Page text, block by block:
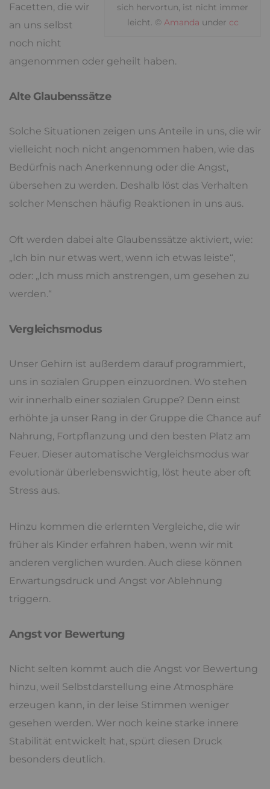
sich hervortun, ist nicht immer
leicht. © Amanda under cc
Facetten, die wir
an uns selbst
noch nicht
angenommen oder geheilt haben.
Alte Glaubenssätze
Solche Situationen zeigen uns Anteile in uns, die wir
vielleicht noch nicht angenommen haben, wie das
Bedürfnis nach Anerkennung oder die Angst,
übersehen zu werden. Deshalb löst das Verhalten
solcher Menschen häufig Reaktionen in uns aus.
Oft werden dabei alte Glaubenssätze aktiviert, wie:
„Ich bin nur etwas wert, wenn ich etwas leiste“,
oder: „Ich muss mich anstrengen, um gesehen zu
werden.“
Vergleichsmodus
Unser Gehirn ist außerdem darauf programmiert,
uns in sozialen Gruppen einzuordnen. Wo stehen
wir innerhalb einer sozialen Gruppe? Denn einst
erhöhte ja unser Rang in der Gruppe die Chance auf
Nahrung, Fortpflanzung und den besten Platz am
Feuer. Dieser automatische Vergleichsmodus war
evolutionär überlebenswichtig, löst heute aber oft
Stress aus.
Hinzu kommen die erlernten Vergleiche, die wir
früher als Kinder erfahren haben, wenn wir mit
anderen verglichen wurden. Auch diese können
Erwartungsdruck und Angst vor Ablehnung
triggern.
Angst vor Bewertung
Nicht selten kommt auch die Angst vor Bewertung
hinzu, weil Selbstdarstellung eine Atmosphäre
erzeugen kann, in der leise Stimmen weniger
gesehen werden. Wer noch keine starke innere
Stabilität entwickelt hat, spürt diesen Druck
besonders deutlich.